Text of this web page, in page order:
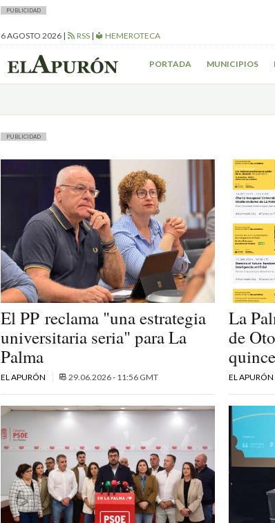
PUBLICIDAD
6 AGOSTO 2026 | RSS | HEMEROTECA
PORTADA MUNICIPIOS
PUBLICIDAD
El PP reclama "una estrategia
universitaria seria" para La
Palma
EL APURÓN 29.06.2026 - 11:56 GMT
La
de
EL APURÓN